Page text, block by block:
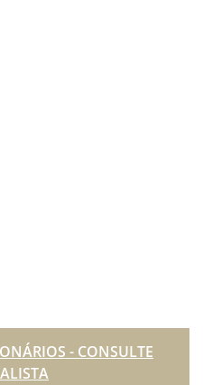
- CONSULTE